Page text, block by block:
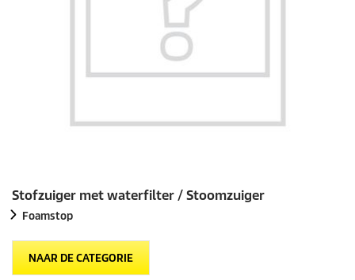
Stofzuiger met waterfilter / Stoomzuiger
Foamstop
NAAR DE CATEGORIE